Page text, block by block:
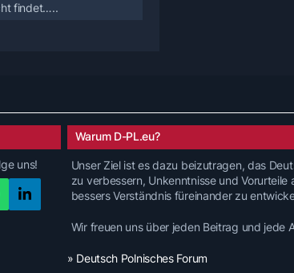
findet…..
uns!
Warum D-PL.eu?
Unser Ziel ist es dazu beizutragen, das
zu verbessern, Unkenntnisse und Vorurteile
bessers Verständnis füreinander zu
Wir freuen uns über jeden Beitrag und jede
» Deutsch Polnisches Forum